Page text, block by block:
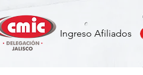
Ingreso Afiliados